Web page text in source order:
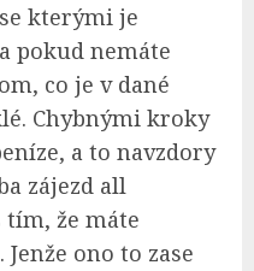
kterými je
pokud nemáte
co je v dané
Chybnými kroky
a to navzdory
zájezd all
že máte
ono to zase